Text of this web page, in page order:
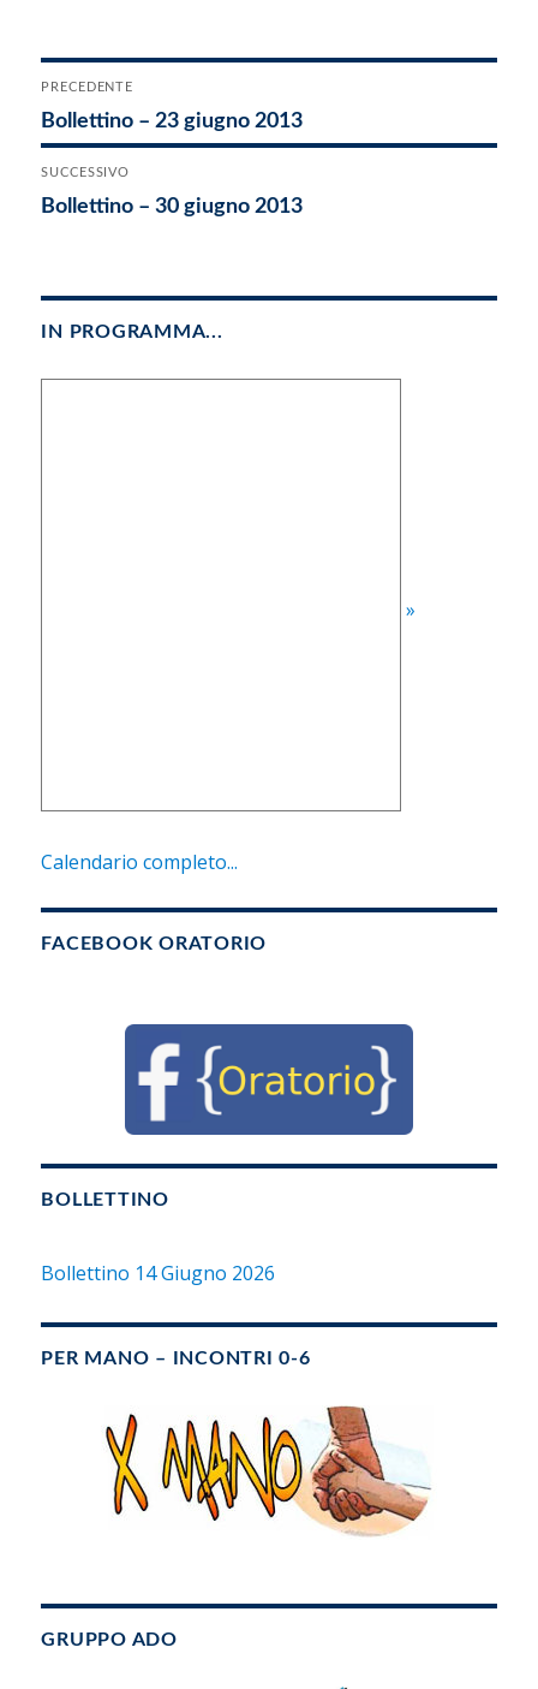
Navigazione
articoli
PRECEDENTE
Articolo
precedente:
Bollettino – 23 giugno 2013
SUCCESSIVO
Articolo
Bollettino – 30 giugno 2013
IN PROGRAMMA...
»
Calendario completo...
FACEBOOK ORATORIO
BOLLETTINO
Bollettino 14 Giugno 2026
PER MANO – INCONTRI 0-6
GRUPPO ADO